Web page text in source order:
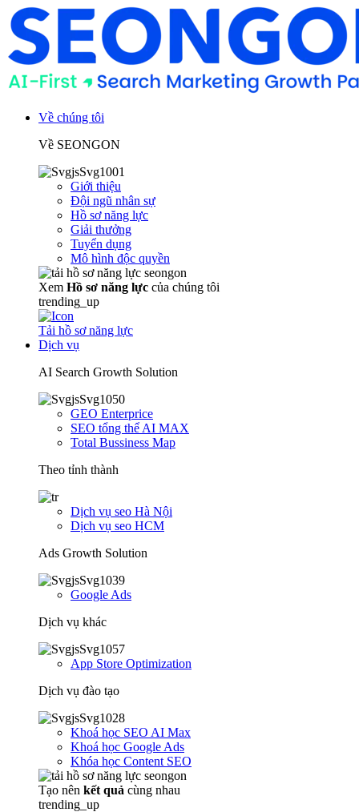
Về chúng tôi
Về SEONGON
Giới thiệu
Đội ngũ nhân sự
Hồ sơ năng lực
Giải thưởng
Tuyển dụng
Mô hình độc quyền
Xem Hồ sơ năng lực của chúng tôi
trending_up
Tải hồ sơ năng lực
Dịch vụ
AI Search Growth Solution
GEO Enterprice
SEO tổng thể AI MAX
Total Bussiness Map
Theo tỉnh thành
Dịch vụ seo Hà Nội
Dịch vụ seo HCM
Ads Growth Solution
Google Ads
Dịch vụ khác
App Store Optimization
Dịch vụ đào tạo
Khoá học SEO AI Max
Khoá học Google Ads
Khóa học Content SEO
Tạo nên kết quả cùng nhau
trending_up